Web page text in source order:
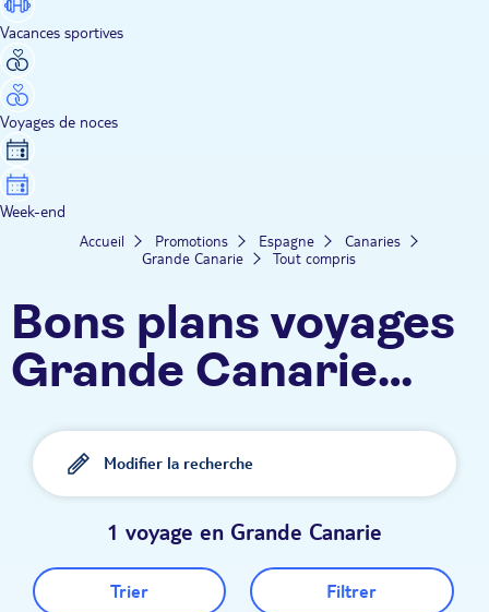
Vacances sportives
Voyages de noces
Week-end
Accueil Promotions Espagne
Canaries
Grande Canarie
Tout compris
Bons plans voyages
Grande Canarie
tout compris
Modifier la recherche
1 voyage en Grande Canarie
Trier Filtrer